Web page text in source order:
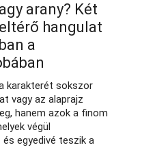
arany? Két
hangulat
a
karakterét sokszor
vagy az alaprajz
hanem azok a finom
végül
egyedivé teszik a